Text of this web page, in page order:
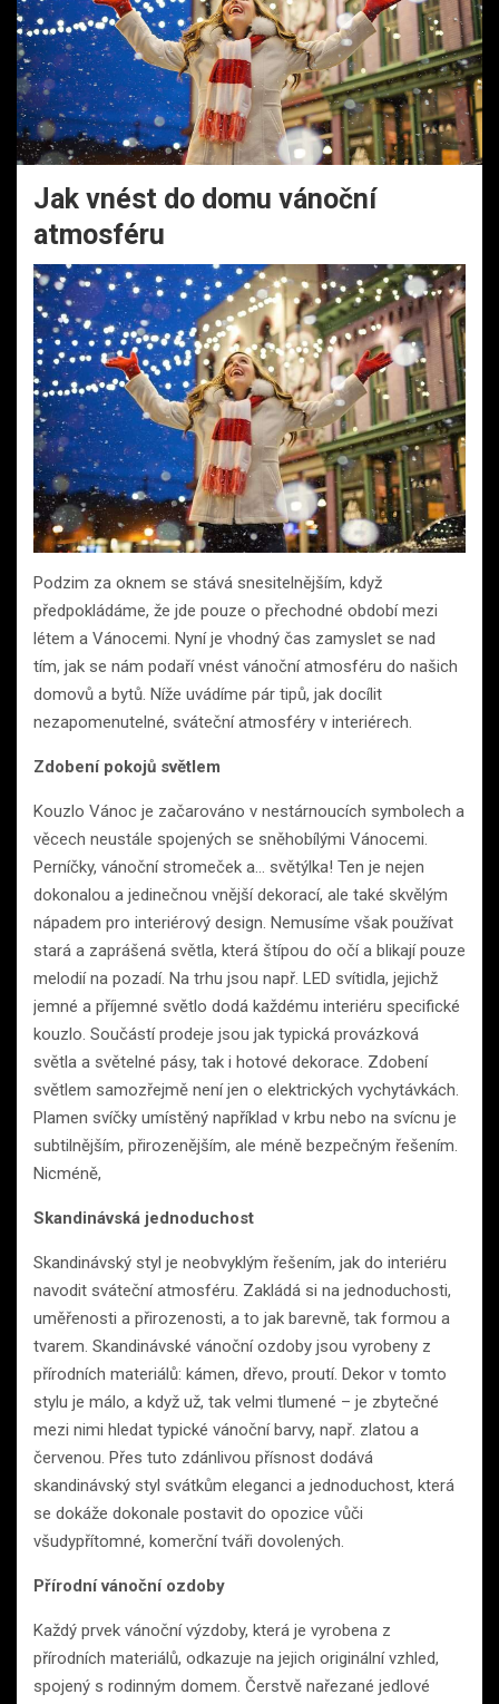
Jak vnést do domu vánoční
atmosféru
Podzim za oknem se stává snesitelnějším, když
předpokládáme, že jde pouze o přechodné období mezi
létem a Vánocemi. Nyní je vhodný čas zamyslet se nad
tím, jak se nám podaří vnést vánoční atmosféru do našich
domovů a bytů. Níže uvádíme pár tipů, jak docílit
nezapomenutelné, sváteční atmosféry v interiérech.
Zdobení pokojů světlem
Kouzlo Vánoc je začarováno v nestárnoucích symbolech a
věcech neustále spojených se sněhobílými Vánocemi.
Perníčky, vánoční stromeček a… světýlka! Ten je nejen
dokonalou a jedinečnou vnější dekorací, ale také skvělým
nápadem pro interiérový design. Nemusíme však používat
stará a zaprášená světla, která štípou do očí a blikají pouze
melodií na pozadí. Na trhu jsou např. LED svítidla, jejichž
jemné a příjemné světlo dodá každému interiéru specifické
kouzlo. Součástí prodeje jsou jak typická provázková
světla a světelné pásy, tak i hotové dekorace. Zdobení
světlem samozřejmě není jen o elektrických vychytávkách.
Plamen svíčky umístěný například v krbu nebo na svícnu je
subtilnějším, přirozenějším, ale méně bezpečným řešením.
Nicméně,
Skandinávská jednoduchost
Skandinávský styl je neobvyklým řešením, jak do interiéru
navodit sváteční atmosféru. Zakládá si na jednoduchosti,
uměřenosti a přirozenosti, a to jak barevně, tak formou a
tvarem. Skandinávské vánoční ozdoby jsou vyrobeny z
přírodních materiálů: kámen, dřevo, proutí. Dekor v tomto
stylu je málo, a když už, tak velmi tlumené – je zbytečné
mezi nimi hledat typické vánoční barvy, např. zlatou a
červenou. Přes tuto zdánlivou přísnost dodává
skandinávský styl svátkům eleganci a jednoduchost, která
se dokáže dokonale postavit do opozice vůči
všudypřítomné, komerční tváři dovolených.
Přírodní vánoční ozdoby
Každý prvek vánoční výzdoby, která je vyrobena z
přírodních materiálů, odkazuje na jejich originální vzhled,
spojený s rodinným domem. Čerstvě nařezané jedlové